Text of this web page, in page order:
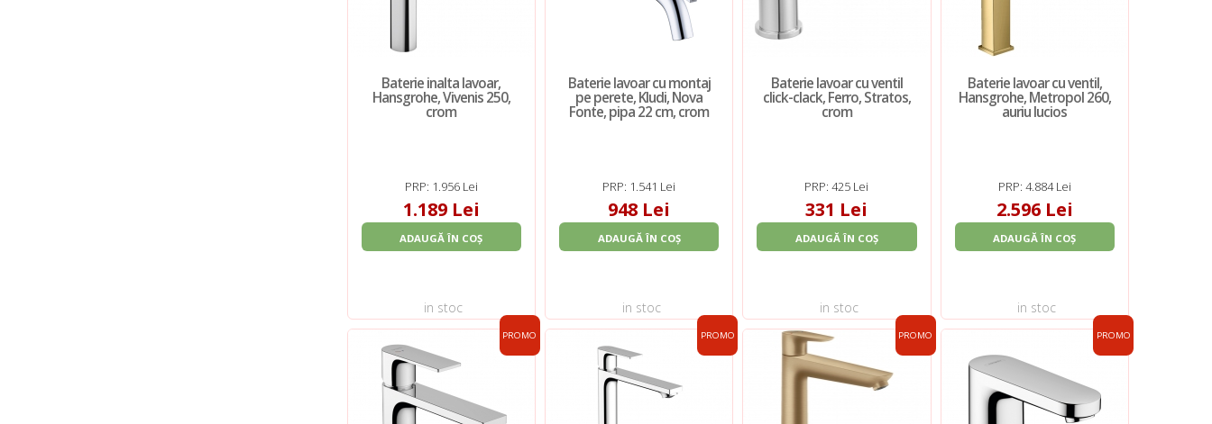
Baterie inalta lavoar,
Hansgrohe, Vivenis 250,
crom
PRP: 1.956 Lei
1.189 Lei
ADAUGĂ ÎN COȘ
in stoc
Baterie lavoar cu montaj
pe perete, Kludi, Nova
Fonte, pipa 22 cm, crom
PRP: 1.541 Lei
948 Lei
ADAUGĂ ÎN COȘ
in stoc
Baterie lavoar cu ventil
click-clack, Ferro, Stratos,
crom
PRP: 425 Lei
331 Lei
ADAUGĂ ÎN COȘ
in stoc
Baterie lavoar cu ventil,
Hansgrohe, Metropol 260,
auriu lucios
PRP: 4.884 Lei
2.596 Lei
ADAUGĂ ÎN COȘ
in stoc
PROMO PROMO PROMO PROMO